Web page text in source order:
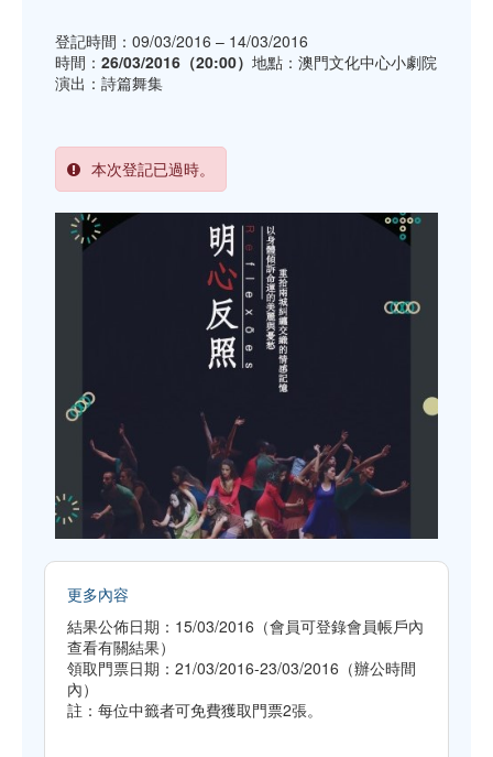
登記時間：09/03/2016 – 14/03/2016
時間： 26/03/2016（20:00） 地點：澳門文化中心小劇院
演出：詩篇舞集
本次登記已過時。
更多內容
結果公佈日期：15/03/2016（會員可登錄會員帳戶內
查看有關結果）
領取門票日期：21/03/2016-23/03/2016（辦公時間
內）
註：每位中籤者可免費獲取門票2張。